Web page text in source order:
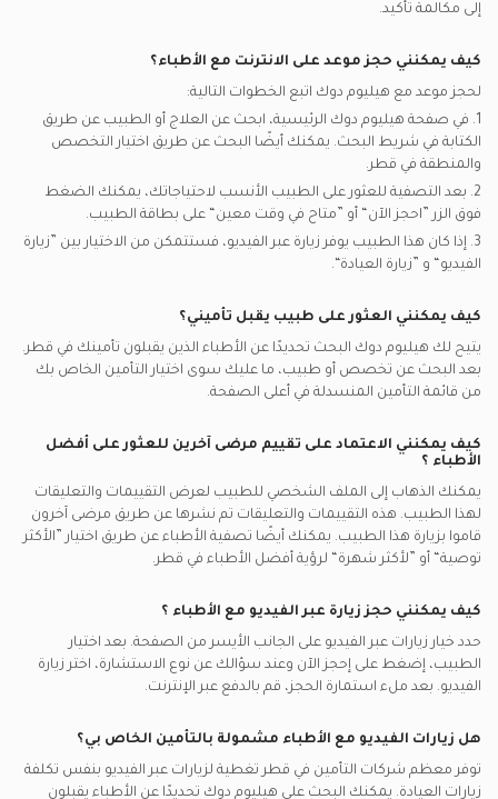
بوبا يدعم تأمين اطباء جلدية
إلى مكالمة تأكيد.
كيف يمكنني حجز موعد على الانترنت مع الأطباء؟
لحجز موعد مع هيليوم دوك اتبع الخطوات التالية:
1. في صفحة هيليوم دوك الرئيسية، ابحث عن العلاج أو الطبيب عن طريق
الكتابة في شريط البحث. يمكنك أيضًا البحث عن طريق اختيار التخصص
والمنطقة في قطر.
2. بعد التصفية للعثور على الطبيب الأنسب لاحتياجاتك، يمكنك الضغط
فوق الزر ”احجز الآن“ أو ”متاح في وقت معين“ على بطاقة الطبيب.
3. إذا كان هذا الطبيب يوفر زيارة عبر الفيديو، فستتمكن من الاختيار بين ”زيارة
الفيديو“ و ”زيارة العيادة“.
كيف يمكنني العثور على طبيب يقبل تأميني؟
يتيح لك هيليوم دوك البحث تحديدًا عن الأطباء الذين يقبلون تأمينك في قطر.
بعد البحث عن تخصص أو طبيب، ما عليك سوى اختيار التأمين الخاص بك
من قائمة التأمين المنسدلة في أعلى الصفحة.
كيف يمكنني الاعتماد على تقييم مرضى آخرين للعثور على أفضل
الأطباء ؟
يمكنك الذهاب إلى الملف الشخصي للطبيب لعرض التقييمات والتعليقات
لهذا الطبيب. هذه التقييمات والتعليقات تم نشرها عن طريق مرضى آخرون
قاموا بزيارة هذا الطبيب. يمكنك أيضًا تصفية الأطباء عن طريق اختيار ”الأكثر
توصية“ أو ”لأكثر شهرة“ لرؤية أفضل الأطباء في قطر.
كيف يمكنني حجز زيارة عبر الفيديو مع الأطباء ؟
حدد خيار زيارات عبر الفيديو على الجانب الأيسر من الصفحة. بعد اختيار
الطبيب، إضغط على إحجز الآن وعند سؤالك عن نوع الاستشارة، اختر زيارة
الفيديو. بعد ملء استمارة الحجز، قم بالدفع عبر الإنترنت.
هل زيارات الفيديو مع الأطباء مشمولة بالتأمين الخاص بي؟
توفر معظم شركات التأمين في قطر تغطية لزيارات عبر الفيديو بنفس تكلفة
زيارات العيادة. يمكنك البحث على هيليوم دوك تحديدًا عن الأطباء يقبلون